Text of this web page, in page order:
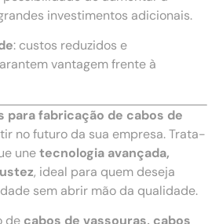
investimentos adicionais.
: custos reduzidos e
vantagem frente à
para fabricação de cabos de
no futuro da sua empresa. Trata-
unetecnologia avançada,
, ideal para quem deseja
sem abrir mão da qualidade.
de cabos de vassouras, cabos